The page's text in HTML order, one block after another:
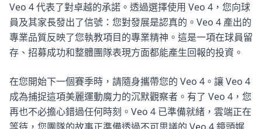
Veo 4 代表了對卓越的承諾。透過選擇使用 Veo 4，您向球
員及其家長發出了信號：您對發展是認真的。Veo 4 產出的
專業品質反映了您執教項目的專業精神。這是一項在球員留
存、招募成功和整體團隊表現方面都能產生回報的投資。
在您開始下一個賽季時，請隨身攜帶您的 Veo 4。讓 Veo 4
成為捕捉這項美麗運動魔力的沉默觀察者。有了 Veo 4，您
再也不必擔心錯過任何時刻。Veo 4 已準備就緒，雲端正在